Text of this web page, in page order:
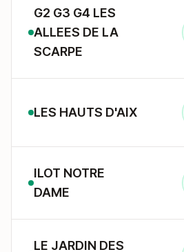
G2 G3 G4 LES
ALLEES DE LA
SCARPE
LES HAUTS D'AIX
ILOT NOTRE
DAME
LE JARDIN DES